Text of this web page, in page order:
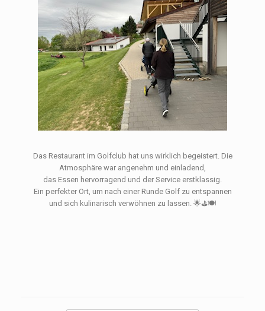
Das Restaurant im Golfclub hat uns wirklich begeistert. Die
Atmosphäre war angenehm und einladend,
das Essen hervorragend und der Service erstklassig.
Ein perfekter Ort, um nach einer Runde Golf zu entspannen
und sich kulinarisch verwöhnen zu lassen. 🌟⛳🍽️